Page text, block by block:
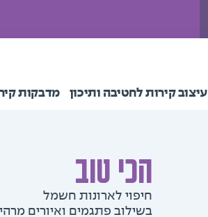
עיצוב קירות לחטיבה ותיכון מדבקות
הכי טוב
חיפוי לארונות חשמל
בשילוב פתגמים ואיורים